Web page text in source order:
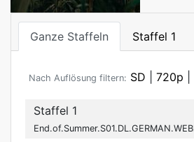
Ganze Staffeln Staffel 1
Nach Auflösung filtern: SD 720p
Staffel 1